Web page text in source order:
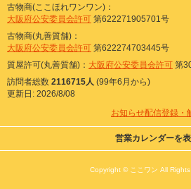
古物商(ここほれワンワン)：
大阪府公安委員会許可 第622271905701号
古物商(丸善質舗)：
大阪府公安委員会許可 第622274703445号
質屋許可(丸善質舗)： 大阪府公安委員会許可 第
訪問者総数 2116715人 (99年6月から)
更新日: 2026/8/08
お知らせ配信登録・
営業カレンダーを
Copyright © ここワン All Rights